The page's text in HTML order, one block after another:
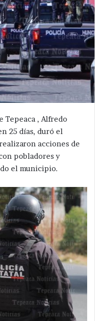
Tepeaca , Alfredo
25 días, duró el
acciones de
pobladores y
el municipio.